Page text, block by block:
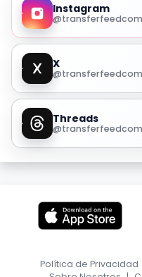
Instagram
@transferfeedcom
X
@transferfeedcom
Threads
@transferfeedcom
Política de Privacidad